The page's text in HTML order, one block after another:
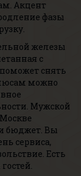
Акцент
фазы
железы
с
снять
можно
Мужской
бюджет. Вы
сервиса,
Есть